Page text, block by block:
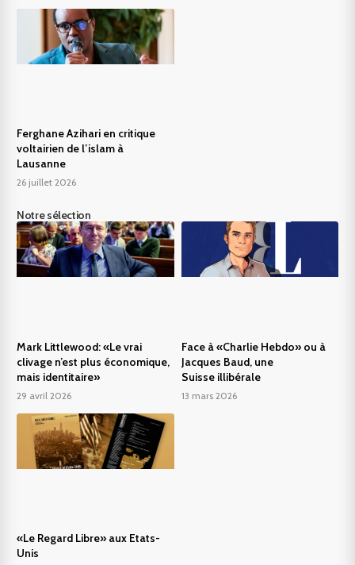
Ferghane Azihari en critique
voltairien de l’islam à
Lausanne
26 juillet 2026
Notre sélection
Mark Littlewood: «Le vrai
clivage n’est plus économique,
mais identitaire»
29 avril 2026
Face à «Charlie Hebdo» ou à
Jacques Baud, une
Suisse illibérale
13 mars 2026
«Le Regard Libre» aux Etats-
Unis